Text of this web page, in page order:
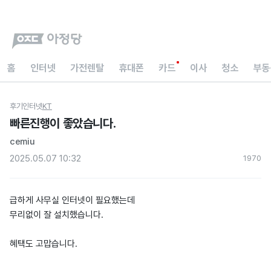
홈 인터넷 가전렌탈 휴대폰 카드 이사 청소 부
후기 인터넷KT
빠른진행이 좋았습니다.
cemiu
2025.05.07 10:32
1970
급하게 사무실 인터넷이 필요했는데
무리없이 잘 설치했습니다.
혜택도 고맙습니다.